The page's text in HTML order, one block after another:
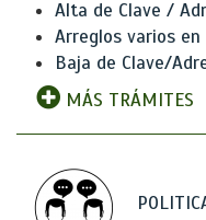
Alta de Clave /
Arreglos varios
Baja de Clave/
MÁS TRÁMITES